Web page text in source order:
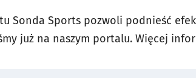
Sonda Sports pozwoli podnieść
już na naszym portalu. Więcej